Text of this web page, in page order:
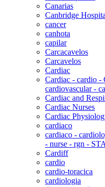
Canarias
Canbridge
cancer
canhota
capilar
Carcacavelos
Carcavelos
Cardiac
Cardiac - cardio -
cardiovascular -
Cardiac and
Cardiac Nurses
Cardiac
cardiaco
cardiaco -
- nurse - rgn -
Cardiff
cardio
cardio-toracica
cardiologia